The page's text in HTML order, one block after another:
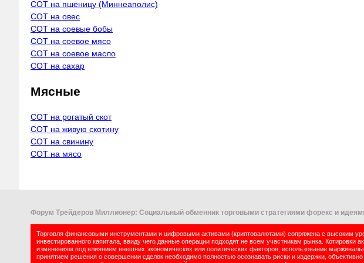
COT на пшеницу (Миннеаполис)
COT на овес
COT на соевые бобы
COT на соевое мясо
COT на соевое масло
COT на сахар
Мясные
COT на рогатый скот
COT на живую скотину
COT на свинину
COT на мясо
Форум Трейдеров Миллионер: Социальный обменник торговыми стратегиями форекс и
Торговля финансовыми инструментами и цифровыми активами (криптовалютами) сопряжена с высоким
инвестированного капитала, ввиду чего данные операции подходят не всем участникам рынка. Котировки
изменениям под влиянием внешних экономических или политических факторов; использование
принятием решения о совершении сделок необходимо полностью осознавать риски и издержки,